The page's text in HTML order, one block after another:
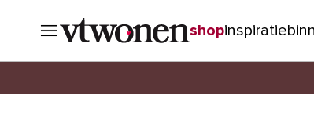
shopinspiratie